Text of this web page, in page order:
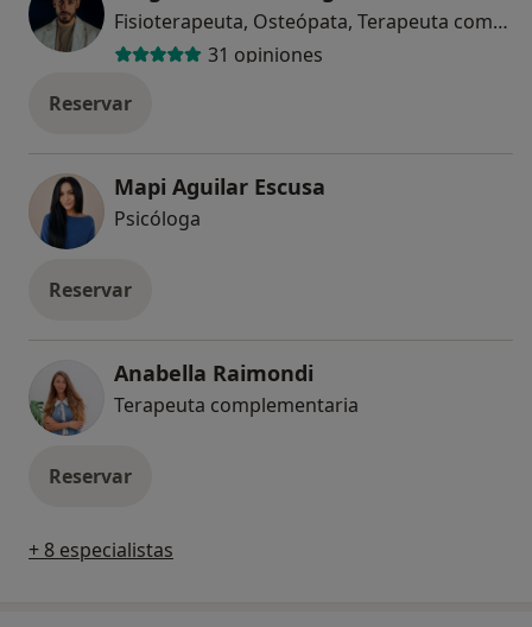
Fisioterapeuta, Osteópata, Terapeuta complementario
31 opiniones
Reservar
Mapi Aguilar Escusa
Psicóloga
Reservar
Anabella Raimondi
Terapeuta complementaria
Reservar
+ 8 especialistas